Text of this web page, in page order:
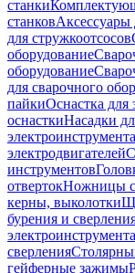
станки
станковАксессуары
для стружкоотсосов
оборудование
оборудование
для сварочного
пайкиОснастка для
оснасткиНасадки
электроинструмента
электродвигателей
инструментов
отвертокНожницы
керны, выколотки
бурения и
электроинструмента
сверления
гейферные зажимы